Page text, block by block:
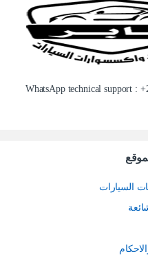
WhatsApp technical support : +
السيارات